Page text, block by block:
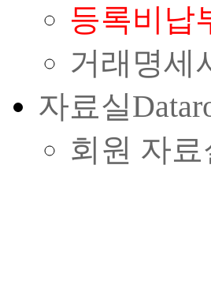
등록비납
거래명세
자료실
회원 자료